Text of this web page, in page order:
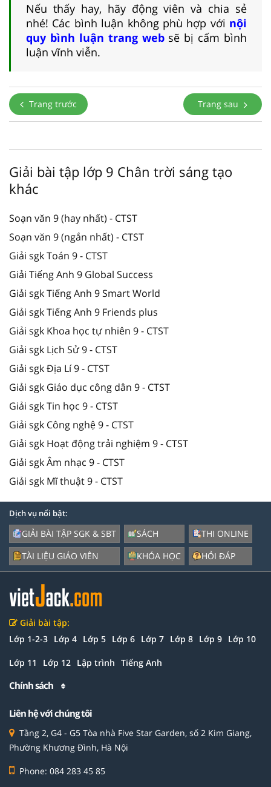
Nếu thấy hay, hãy động viên và chia sẻ
nhé! Các bình luận không phù hợp với nội
quy bình luận trang websẽ bị cấm bình
luận vĩnh viễn.
Trang trước Trang sau
Giải bài tập lớp 9 Chân trời sáng tạo
khác
Soạn văn 9 (hay nhất) - CTST
Soạn văn 9 (ngắn nhất) - CTST
Giải sgk Toán 9 - CTST
Giải Tiếng Anh 9 Global Success
Giải sgk Tiếng Anh 9 Smart World
Giải sgk Tiếng Anh 9 Friends plus
Giải sgk Khoa học tự nhiên 9 - CTST
Giải sgk Lịch Sử 9 - CTST
Giải sgk Địa Lí 9 - CTST
Giải sgk Giáo dục công dân 9 - CTST
Giải sgk Tin học 9 - CTST
Giải sgk Công nghệ 9 - CTST
Giải sgk Hoạt động trải nghiệm 9 - CTST
Giải sgk Âm nhạc 9 - CTST
Giải sgk Mĩ thuật 9 - CTST
Dịch vụ nổi bật:
GIẢI BÀI TẬP SGK & SBT
TÀI LIỆU GIÁO VIÊN
SÁCH
KHÓA HỌC
THI ONLINE
HỎI ĐÁP
Giải bài tập:
Lớp 1-2-3 Lớp 4 Lớp 5 Lớp 6 Lớp 7 Lớp 8 Lớp 9 Lớp 10
Lớp 11 Lớp 12 Lập trình Tiếng Anh
Chính sách
Liên hệ với chúng tôi
Tầng 2, G4 - G5 Tòa nhà Five Star Garden, số 2 Kim Giang,
Phường Khương Đình, Hà Nội
Phone: 084 283 45 85